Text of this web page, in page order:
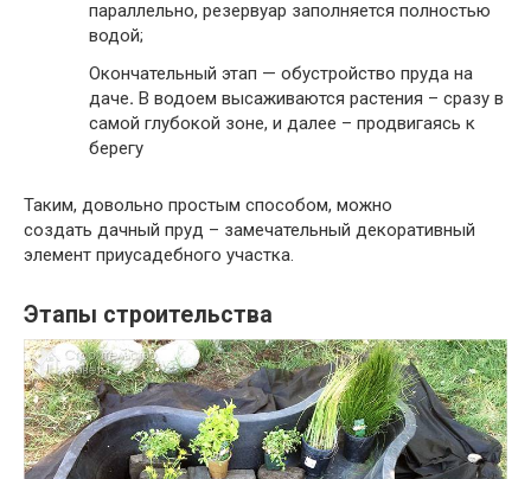
параллельно, резервуар заполняется полностью
водой;
Окончательный этап — обустройство пруда на
даче. В водоем высаживаются растения – сразу в
самой глубокой зоне, и далее – продвигаясь к
берегу
Таким, довольно простым способом, можно
создать дачный пруд – замечательный декоративный
элемент приусадебного участка.
Этапы строительства